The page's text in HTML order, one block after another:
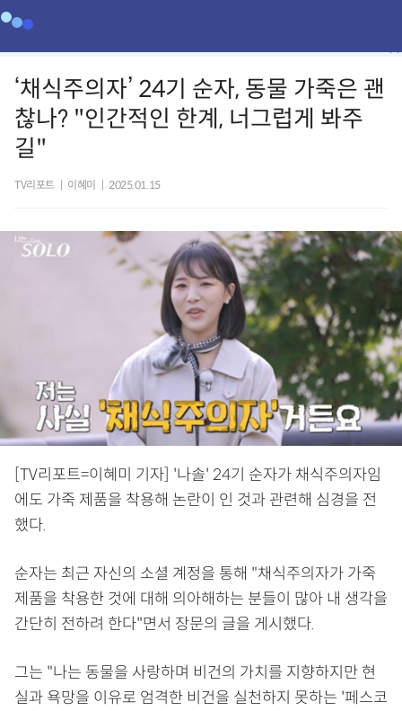
‘채식주의자’ 24기 순자, 동물 가죽은 괜
찮나? "인간적인 한계, 너그럽게 봐주
길"
TV리포트 이혜미 2025.01.15
[TV리포트=이혜미 기자] '나솔' 24기 순자가 채식주의자임
에도 가죽 제품을 착용해 논란이 인 것과 관련해 심경을 전
했다.
순자는 최근 자신의 소셜 계정을 통해 "채식주의자가 가죽
제품을 착용한 것에 대해 의아해하는 분들이 많아 내 생각을
간단히 전하려 한다"면서 장문의 글을 게시했다.
그는 "나는 동물을 사랑하며 비건의 가치를 지향하지만 현
실과 욕망을 이유로 엄격한 비건을 실천하지 못하는 '페스코